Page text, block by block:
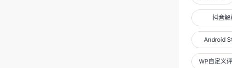
抖音解
Android
WP自定义